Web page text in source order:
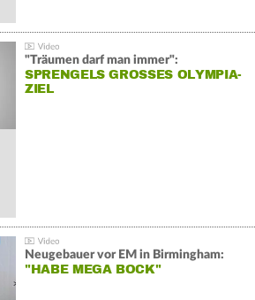
"Träumen darf man immer":
SPRENGELS GROSSES OLYMPIA-Z
IEL
Neugebauer vor EM in Birmingham:
"HABE MEGA BOCK"